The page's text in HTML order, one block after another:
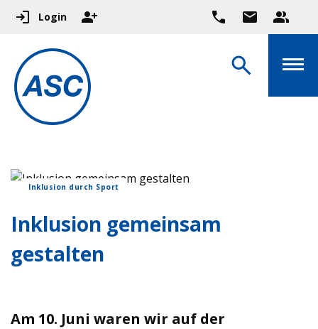
Login
Inklusion durch Sport
Inklusion gemeinsam
gestalten
Am 10. Juni waren wir auf der